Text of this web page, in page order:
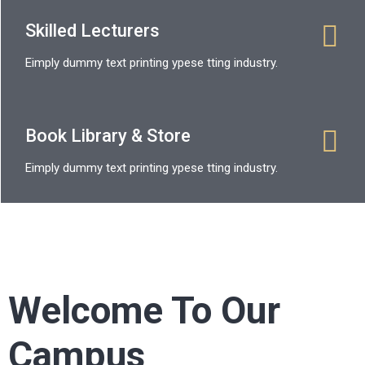
Skilled Lecturers
Eimply dummy text printing ypese tting industry.
Book Library & Store
Eimply dummy text printing ypese tting industry.
Welcome To Our
Campus